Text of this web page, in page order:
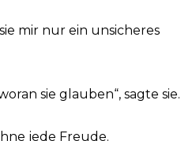
mir nur ein unsicheres
sie glauben“, sagte sie.
jede Freude.